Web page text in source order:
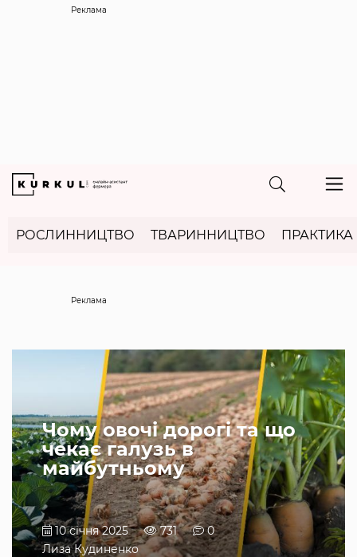
Реклама
РОСЛИННИЦТВО ТВАРИННИЦТВО ПРАКТИКА
Чому овочі дорогі та що
чекає галузь в
майбутньому
10 січня 2025 731
0
Лиза Кудиненко
Реклама